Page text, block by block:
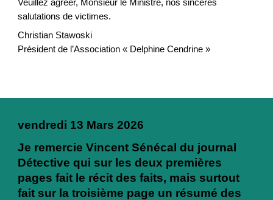
Veuillez agréer, Monsieur le Ministre, nos sincères
salutations de victimes.
Christian Stawoski
Président de l’Association « Delphine Cendrine »
vendredi 13 Mars 2026
Je remercie Vincent Sénécal du journal
Détective qui sur les deux premières
pages fait le récit des faits, mais surtout
fait sur la troisième page un résumé des